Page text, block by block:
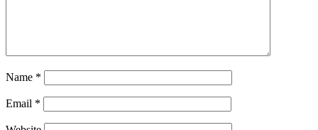
Name *
Email *